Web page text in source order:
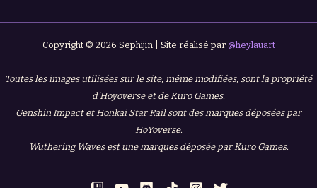
Copyright © 2026 Sephijin | Site réalisé par @heylauart
Toutes les images utilisées sur le site, même modifiées, sont la propriété
d'Hoyoverse et de Kuro Games.
Genshin Impact et Honkai Star Rail sont des marques déposées par
HoYoverse.
Wuthering Waves est une marques déposée par Kuro Games.